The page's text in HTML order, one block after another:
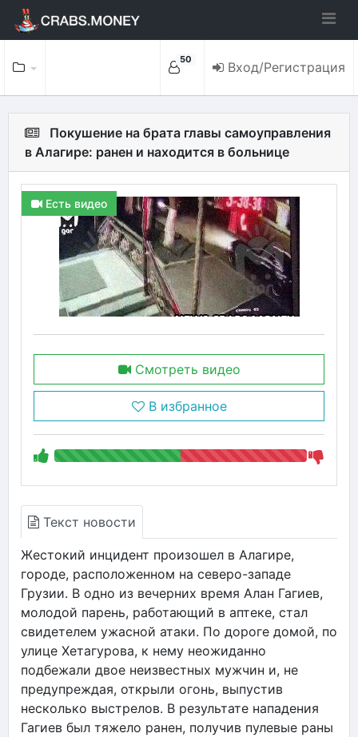
50 Вход/Регистрация
Покушение на брата главы самоуправления
в Алагире: ранен и находится в больнице
Есть видео
Смотреть видео
В избранное
Текст новости
Жестокий инцидент произошел в Алагире,
городе, расположенном на северо-западе
Грузии. В одно из вечерних время Алан Гагиев,
молодой парень, работающий в аптеке, стал
свидетелем ужасной атаки. По дороге домой, по
улице Хетагурова, к нему неожиданно
подбежали двое неизвестных мужчин и, не
предупреждая, открыли огонь, выпустив
несколько выстрелов. В результате нападения
Гагиев был тяжело ранен, получив пулевые раны